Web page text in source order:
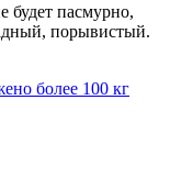
будет пасмурно,
порывистый.